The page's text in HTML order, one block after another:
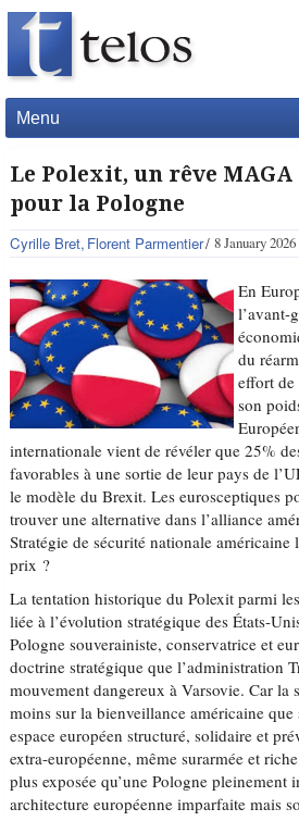
Menu
Le Polexit, un rêve MAGA
pour la Pologne
Cyrille Bret Florent Parmentier 8 January 2026
En
l’avant-
du
effort de
son
internationale vient de révéler que 25%
favorables à une sortie de leur pays de
le modèle du Brexit. Les eurosceptiques
trouver une alternative dans l’alliance
Stratégie de sécurité nationale américaine
prix ?
La tentation historique du Polexit parmi
liée à l’évolution stratégique des États-
Pologne souverainiste, conservatrice et
doctrine stratégique que l’administration
mouvement dangereux à Varsovie. Car la
moins sur la bienveillance américaine que
espace européen structuré, solidaire et
extra-européenne, même surarmée et
plus exposée qu’une Pologne pleinement
architecture européenne imparfaite mais